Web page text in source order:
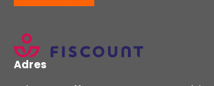
Adres